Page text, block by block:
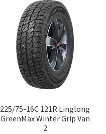
225/75-16C 121R Linglong
GreenMax Winter Grip Van
2